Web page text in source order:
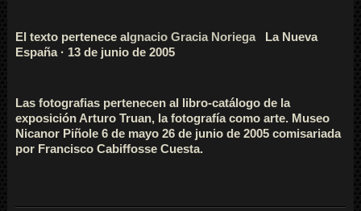
El texto pertenece aIgnacio Gracia Noriega
La Nueva
España · 13 de junio de 2005
Las fotografias pertenecen al libro-catálogo de la
exposición Arturo Truan, la fotografía como arte. Museo
Nicanor Piñole 6 de mayo 26 de junio de 2005 comisariada
por Francisco Cabiffosse Cuesta.